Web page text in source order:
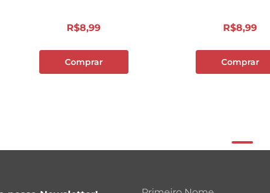
R$8,99
Comprar
R$8,99
Comprar